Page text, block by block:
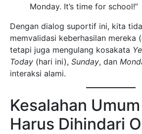
Monday. It’s time for school!”
Dengan dialog suportif ini, kita
memvalidasi keberhasilan mereka
tetapi juga mengulang kosakata
Today (hari ini), Sunday, dan
interaksi alami.
Kesalahan
Harus Dihindari